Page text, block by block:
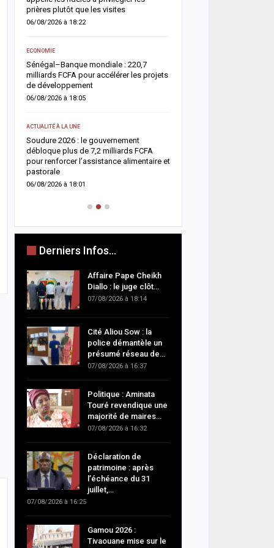
prières plutôt que les visites
06/08/2026 à 18:22
ECONOMIE
Sénégal–Banque mondiale : 220,7
milliards FCFA pour accélérer les projets
de développement
06/08/2026 à 18:05
ACTUALITÉ À LA UNE
Soudure 2026 : le gouvernement
débloque plus de 7,2 milliards FCFA
pour renforcer l’assistance alimentaire et
pastorale
06/08/2026 à 18:01
Derniers Infos...
Affaire Pape Cheikh
Diallo : le juge clôt…
07/08/2026 à 18:14
Cité Aliou Sow : la
police démantèle un
présumé réseau de…
07/08/2026 à 16:37
Politique : Aminata
Touré revendique une
majorité de maires…
07/08/2026 à 16:32
Déclaration de
patrimoine : après
l’échéance du 31
juillet,…
07/08/2026 à 16:25
Gamou 2026 :
Tivaouane mise sur le